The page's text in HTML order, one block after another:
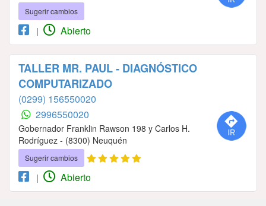
Sugerir cambios
| Abierto
TALLER MR. PAUL - DIAGNÓSTICO
COMPUTARIZADO
(0299) 156550020
2996550020
Gobernador Franklin Rawson 198 y Carlos H.
Rodríguez - (8300) Neuquén
Sugerir cambios
| Abierto